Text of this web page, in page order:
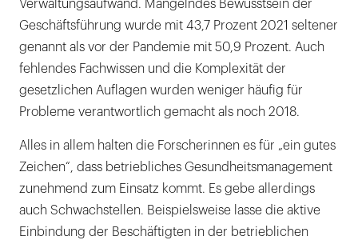
Verwaltungsaufwand. Mangelndes Bewusstsein der
Geschäftsführung wurde mit 43,7 Prozent 2021 seltener
genannt als vor der Pandemie mit 50,9 Prozent. Auch
fehlendes Fachwissen und die Komplexität der
gesetzlichen Auflagen wurden weniger häufig für
Probleme verantwortlich gemacht als noch 2018.
Alles in allem halten die Forscherinnen es für „ein gutes
Zeichen“, dass betriebliches Gesundheitsmanagement
zunehmend zum Einsatz kommt. Es gebe allerdings
auch Schwachstellen. Beispielsweise lasse die aktive
Einbindung der Beschäftigten in der betrieblichen